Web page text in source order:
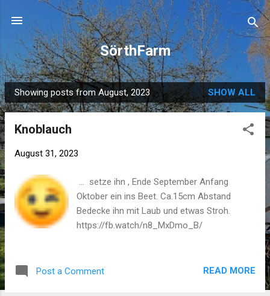
Skip to main content
SörthFarm
P
o
Showing posts from August, 2023 SHOW ALL
Knoblauch
August 31, 2023
... setze ihn , Ende September Anfang
Oktober ein ins Beet. Ca.15cm Abstand
Bedecke ihn mit Laub und etwas Stroh.
https://fb.watch/n8_MxDmo_B/
Post a Comment READ MORE